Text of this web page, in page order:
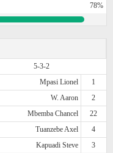
78%
5-3-2
Mpasi Lionel
1
W. Aaron
2
Mbemba Chancel
22
Tuanzebe Axel
4
Kapuadi Steve
3